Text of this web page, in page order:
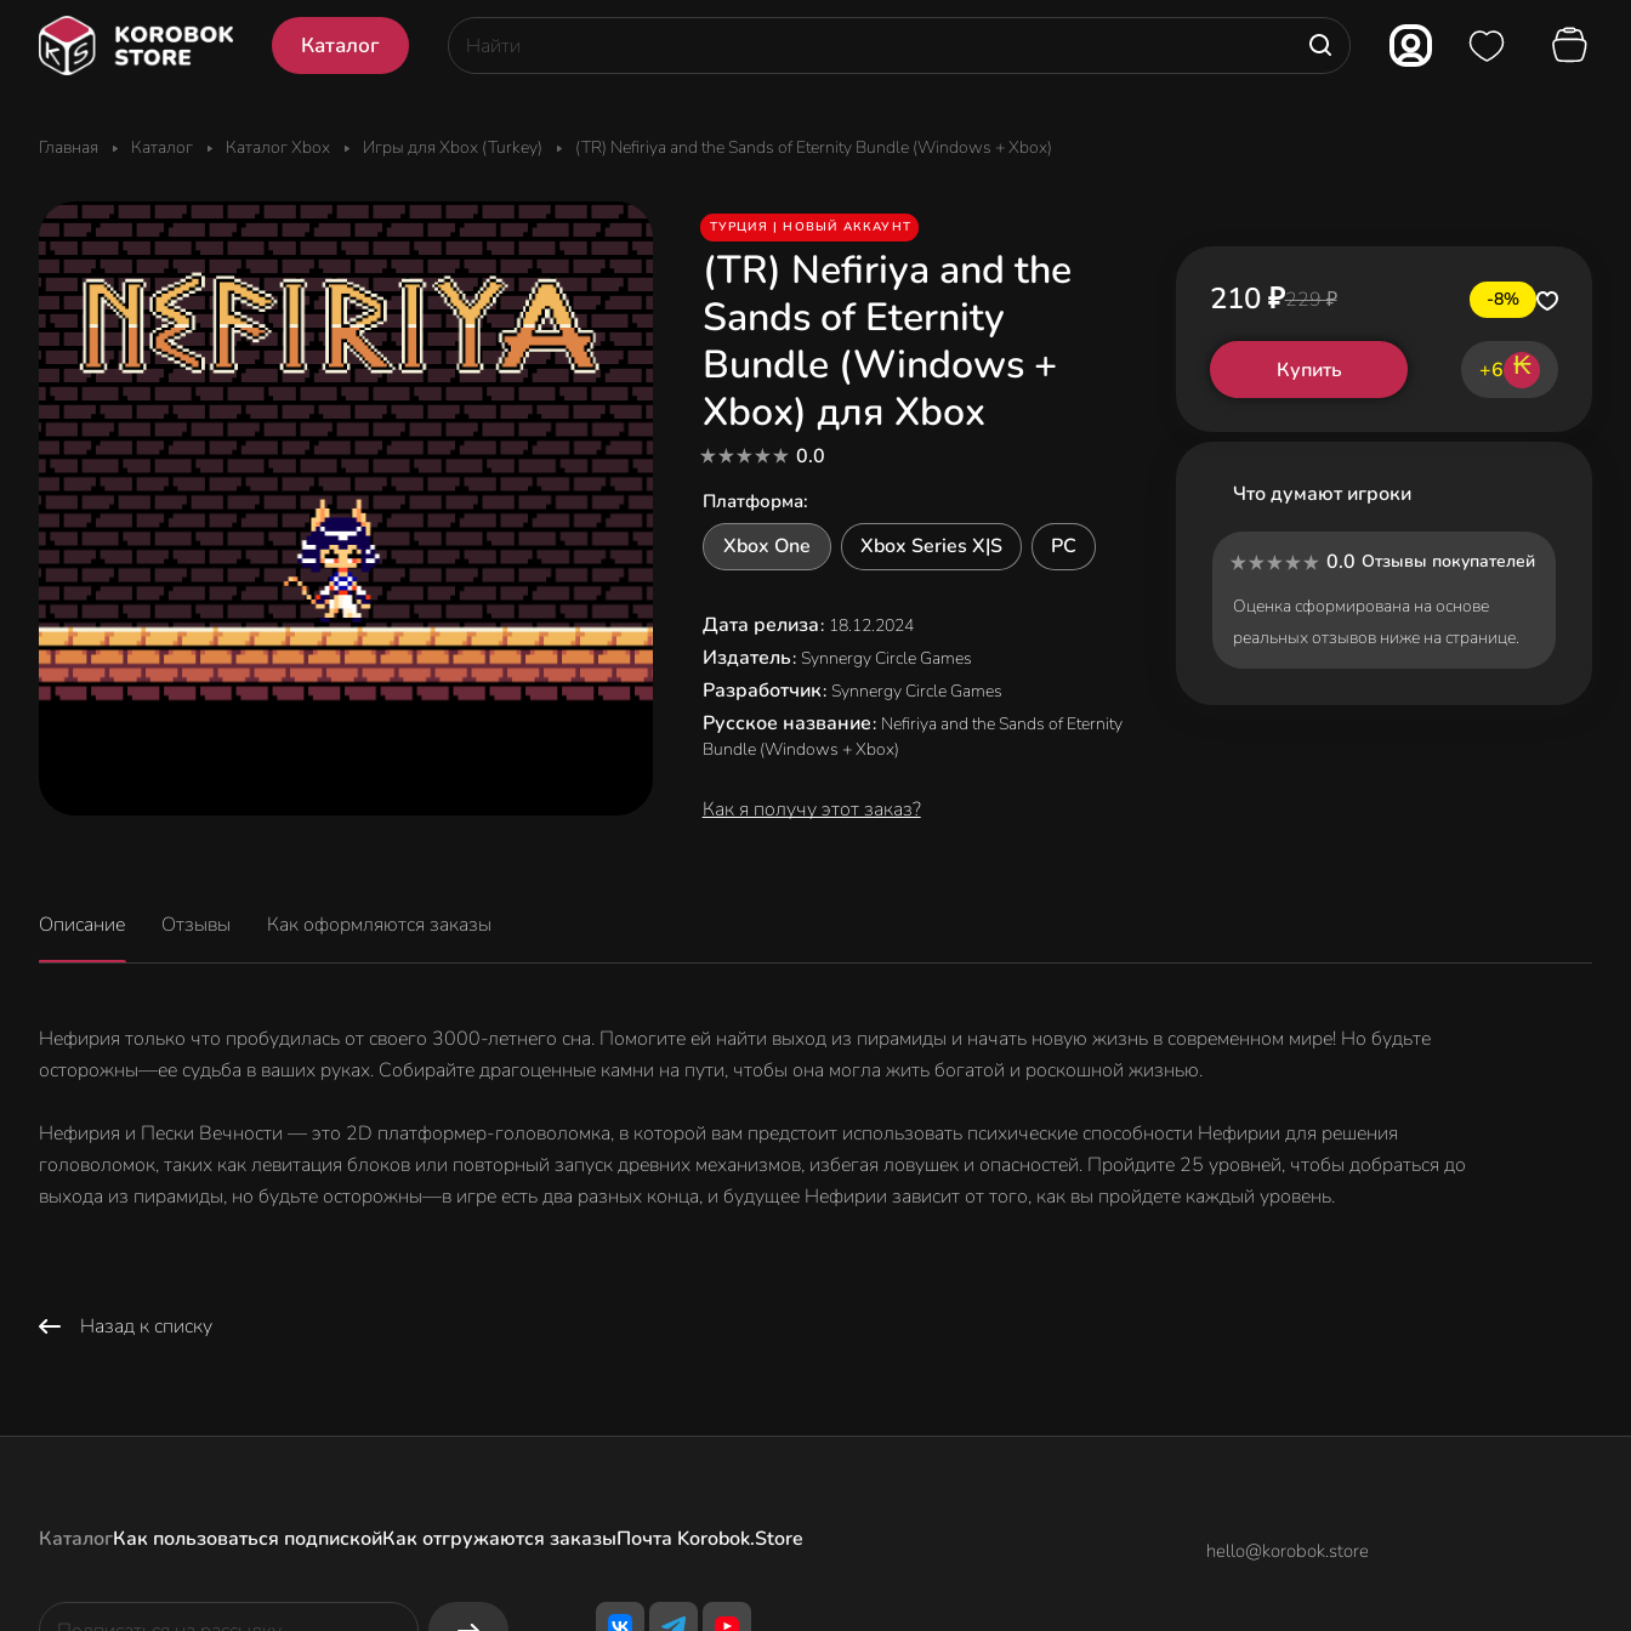
Каталог
Главная Каталог Каталог Xbox Игры для Xbox (Turkey) (TR) Nefiriya and the Sands of Eternity Bundle (Windows + Xbox)
ТУРЦИЯ | НОВЫЙ АККАУНТ
(TR) Nefiriya and the
Sands of Eternity
Bundle (Windows +
Xbox) для Xbox
0.0
Платформа:
Xbox One Xbox Series X|S PC
Дата релиза: 18.12.2024
Издатель: Synnergy Circle Games
Разработчик: Synnergy Circle Games
Русское название: Nefiriya and the Sands of Eternity
Bundle (Windows + Xbox)
Как я получу этот заказ?
210 ₽229 ₽ -8%
Купить +6 ₭
Что думают игроки
0.0 Отзывы покупателей
Оценка сформирована на основе
реальных отзывов ниже на странице.
Описание Отзывы Как оформляются заказы
Нефирия только что пробудилась от своего 3000-летнего сна. Помогите ей найти выход из пирамиды и начать новую жизнь в современном мире! Но будьте
осторожны—ее судьба в ваших руках. Собирайте драгоценные камни на пути, чтобы она могла жить богатой и роскошной жизнью.
Нефирия и Пески Вечности — это 2D платформер-головоломка, в которой вам предстоит использовать психические способности Нефирии для решения
головоломок, таких как левитация блоков или повторный запуск древних механизмов, избегая ловушек и опасностей. Пройдите 25 уровней, чтобы добраться до
выхода из пирамиды, но будьте осторожны—в игре есть два разных конца, и будущее Нефирии зависит от того, как вы пройдете каждый уровень.
Назад к списку
КаталогКак пользоваться подпискойКак отгружаются заказыПочта Korobok.Store hello@korobok.store